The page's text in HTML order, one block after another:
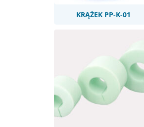
KRĄŻEK PP-K-01